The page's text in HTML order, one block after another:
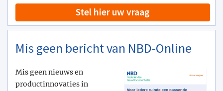
Stel hier uw vraag
Mis geen bericht van NBD-Online
Mis geen nieuws en
productinnovaties in